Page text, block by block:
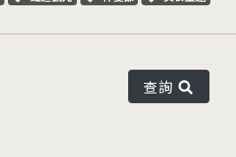
查詢